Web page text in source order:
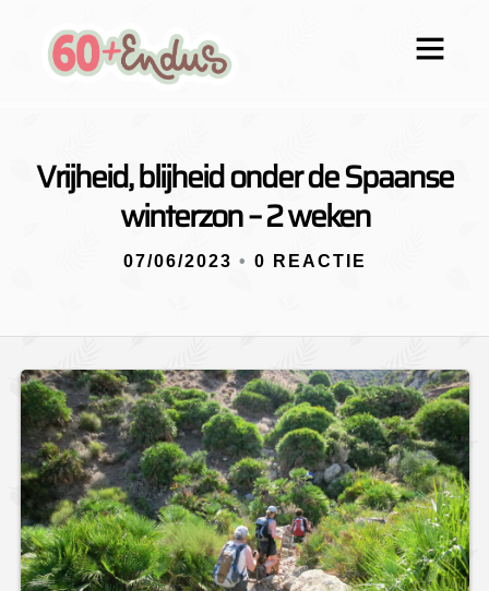
Vrijheid, blijheid onder de Spaanse
winterzon – 2 weken
07/06/2023 • 0 REACTIE